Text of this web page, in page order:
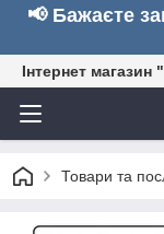
📢 Бажаєте
Інтернет магазин
Товари та